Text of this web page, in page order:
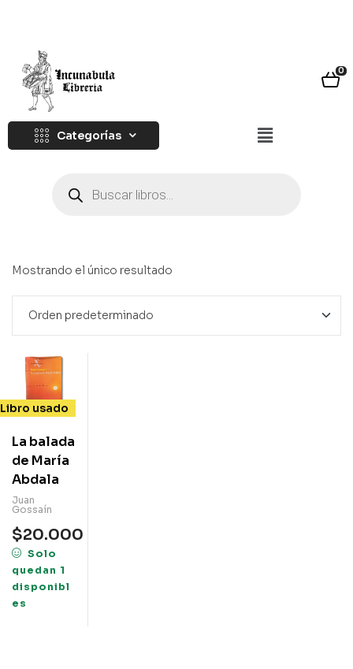
0
Categorías
Mostrando el único resultado
Libro usado
La balada
de María
Abdala
Juan
Gossaín
$20.000
Solo
quedan 1
disponibl
es